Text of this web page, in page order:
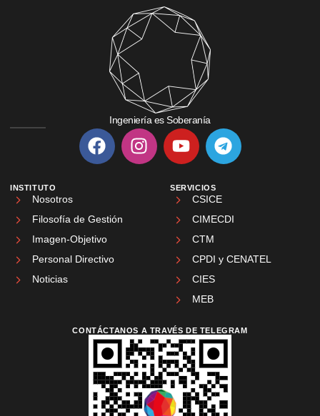
Ingeniería es Soberanía
INSTITUTO
Nosotros
Filosofía de Gestión
Imagen-Objetivo
Personal Directivo
Noticias
SERVICIOS
CSICE
CIMECDI
CTM
CPDI y CENATEL
CIES
MEB
CONTÁCTANOS A TRAVÉS DE TELEGRAM